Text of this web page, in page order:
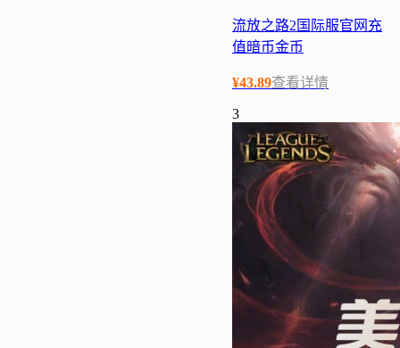
流放之路2国际服官网充
值暗币金币
¥43.89查看详情
3